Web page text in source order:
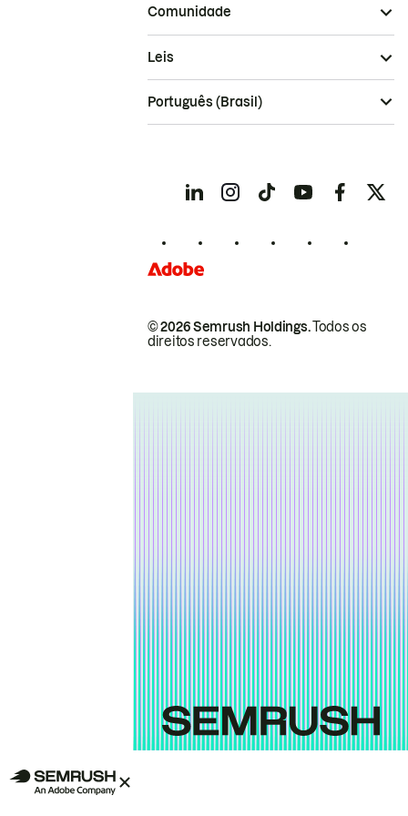
Comunidade
© 2026 Semrush Holdings.Todos os
direitos reservados.
Leis
Português (Brasil)